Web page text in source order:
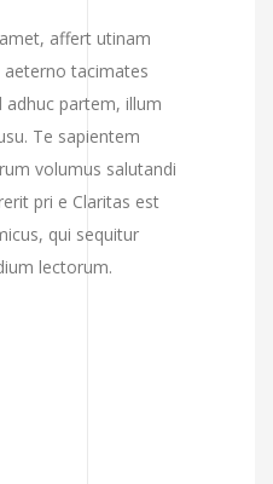
affert utinam
tacimates
adhuc partem, illum
Te sapientem
volumus salutandi
pri e Claritas est
qui sequitur
lectorum.